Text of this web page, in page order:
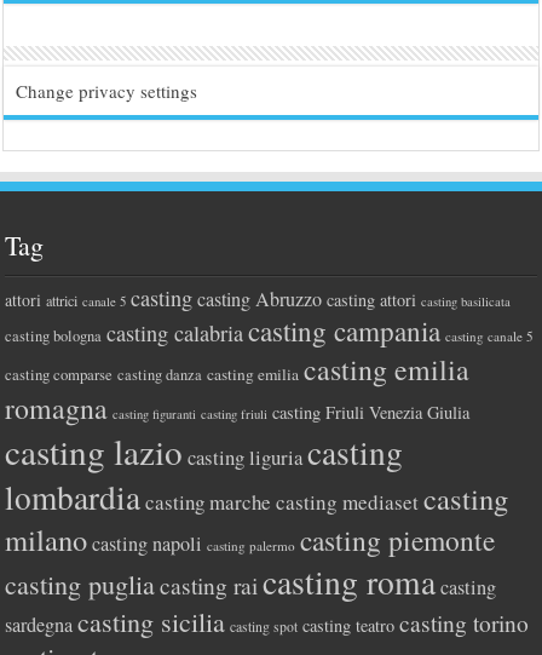
Change privacy settings
Tag
attori attrici canale 5 casting casting Abruzzo casting attori casting basilicata
casting bologna casting calabriacasting campania casting canale 5
casting comparse casting danza casting emilia casting emilia
romagna casting figuranti casting friuli casting Friuli Venezia Giulia
casting lazio casting liguriacasting
lombardiacasting marche casting mediasetcasting
milano casting napoli casting palermo casting piemonte
casting pugliacasting raicasting roma casting
sardegna casting sicilia casting spot casting teatro casting torino